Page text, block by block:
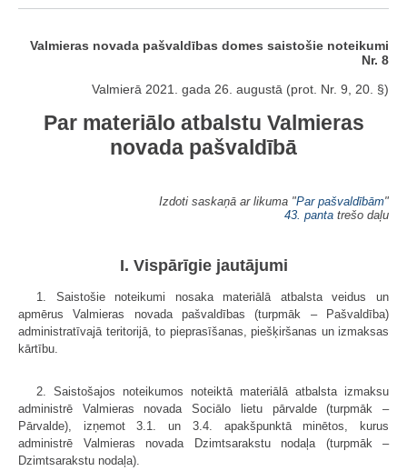
Valmieras novada pašvaldības domes saistošie noteikumi
Nr. 8
Valmierā 2021. gada 26. augustā (prot. Nr. 9, 20. §)
Par materiālo atbalstu Valmieras
novada pašvaldībā
Izdoti saskaņā ar likuma "Par pašvaldībām"
43. panta trešo daļu
I. Vispārīgie jautājumi
1. Saistošie noteikumi nosaka materiālā atbalsta veidus un
apmērus Valmieras novada pašvaldības (turpmāk – Pašvaldība)
administratīvajā teritorijā, to pieprasīšanas, piešķiršanas un izmaksas
kārtību.
2. Saistošajos noteikumos noteiktā materiālā atbalsta izmaksu
administrē Valmieras novada Sociālo lietu pārvalde (turpmāk –
Pārvalde), izņemot 3.1. un 3.4. apakšpunktā minētos, kurus
administrē Valmieras novada Dzimtsarakstu nodaļa (turpmāk –
Dzimtsarakstu nodaļa).